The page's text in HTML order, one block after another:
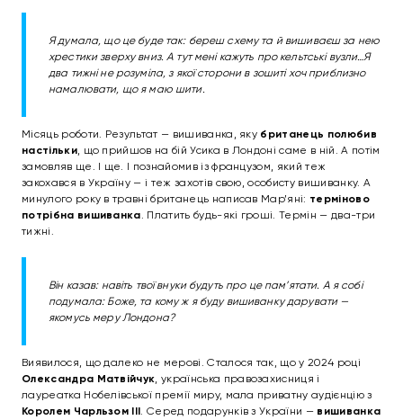
Я думала, що це буде так: береш схему та й вишиваєш за нею
хрестики зверху вниз. А тут мені кажуть про кельтські вузли…Я
два тижні не розуміла, з якої сторони в зошиті хоч приблизно
намалювати, що я маю шити.
Місяць роботи. Результат — вишиванка, яку британець полюбив
настільки, що прийшов на бій Усика в Лондоні саме в ній. А потім
замовляв ще. І ще. І познайомив із французом, який теж
закохався в Україну — і теж захотів свою, особисту вишиванку. А
минулого року в травні британець написав Мар’яні: терміново
потрібна вишиванка. Платить будь-які гроші. Термін — два-три
тижні.
Він казав: навіть твої внуки будуть про це пам’ятати. А я собі
подумала: Боже, та кому ж я буду вишиванку дарувати —
якомусь меру Лондона?
Виявилося, що далеко не мерові. Сталося так, що у 2024 році
Олександра Матвійчук, українська правозахисниця і
лауреатка Нобелівської премії миру, мала приватну аудієнцію з
Королем Чарльзом III. Серед подарунків з України — вишиванка